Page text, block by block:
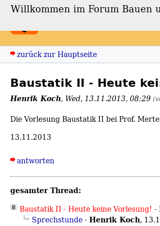
Forum Bauen
zurück zur Hauptseite
Baustatik II - Heute
Henrik Koch, Wed, 13.11.2013, 08:29
Die Vorlesung Baustatik II bei Prof.
13.11.2013
antworten
gesamter Thread:
Baustatik II - Heute keine Vorlesung! -
Sprechstunde- Henrik Koch,
Willkommen im Forum Bauen